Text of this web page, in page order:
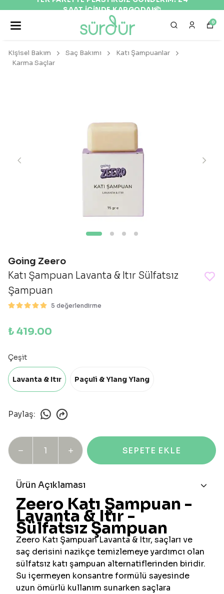
SAAT İÇİNDE KARGODA!📦
0
Kişisel Bakım Saç Bakımı
Katı Şampuanlar
Karma Saçlar
Going Zeero
Katı Şampuan Lavanta & Itır Sülfatsız
Şampuan
5 değerlendirme
₺ 419.00
Çeşit
Lavanta & Itır Paçuli & Ylang Ylang
Paylaş:
SEPETE EKLE
Ürün Açıklaması
Zeero Katı Şampuan -
Lavanta & Itır -
Sülfatsız Şampuan
Zeero Katı Şampuan Lavanta & Itır, saçları ve
saç derisini nazikçe temizlemeye yardımcı olan
sülfatsız katı şampuan alternatiflerinden biridir.
Su içermeyen konsantre formülü sayesinde
uzun ömürlü kullanım sunarken saçlara